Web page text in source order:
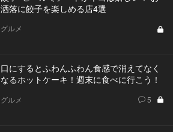
洒落に餃子を楽しめる店4選
グルメ
口にするとふわんふわん食感で消えてなく
なるホットケーキ！週末に食べに行こう！
グルメ 5